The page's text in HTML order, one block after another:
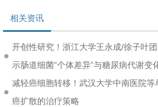
相关资讯
开创性研究！浙江大学王永成/徐子叶
示肠道细菌“个体差异”与糖尿病代谢变
减轻癌细胞转移！武汉大学中南医院
癌扩散的治疗策略